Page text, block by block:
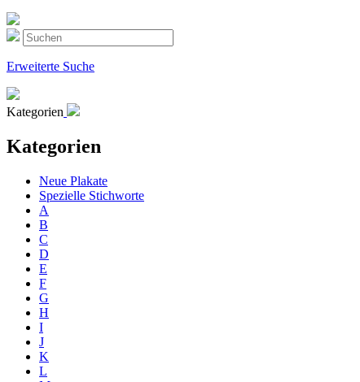
Erweiterte Suche
Kategorien
Kategorien
Neue Plakate
Spezielle Stichworte
A
B
C
D
E
F
G
H
I
J
K
L